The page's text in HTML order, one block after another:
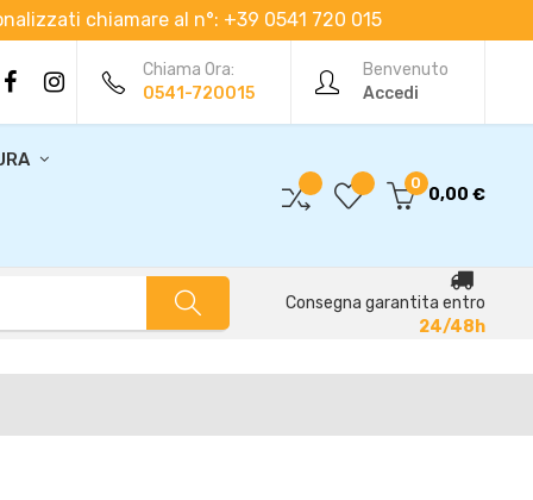
chiamare al n°: +39 0541 720 015
Benvenuto
Accedi
Chiama Ora:
0541-720015
0
0,00 €
Consegna garantita entro
24/48h